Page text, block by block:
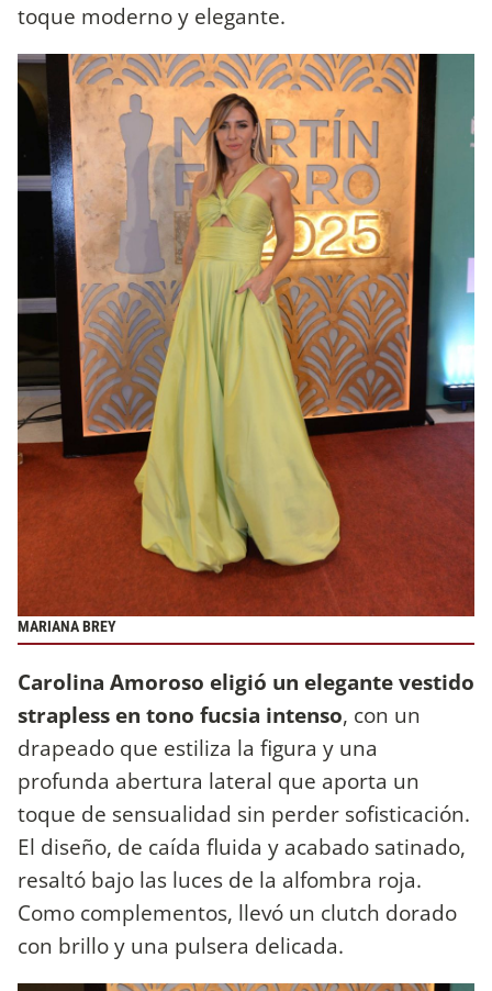
toque moderno y elegante.
MARIANA BREY
Carolina Amoroso eligió un elegante vestido
strapless en tono fucsia intenso, con un
drapeado que estiliza la figura y una
profunda abertura lateral que aporta un
toque de sensualidad sin perder sofisticación.
El diseño, de caída fluida y acabado satinado,
resaltó bajo las luces de la alfombra roja.
Como complementos, llevó un clutch dorado
con brillo y una pulsera delicada.